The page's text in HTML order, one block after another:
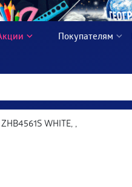
Покупателям
WHITE, ,